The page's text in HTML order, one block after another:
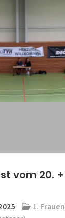
vom 20. +
1. Frauen